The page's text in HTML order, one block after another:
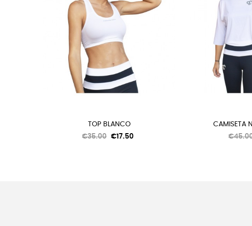
TOP BLANCO
Regular
€35.00 Price
€17.50
CAMISETA